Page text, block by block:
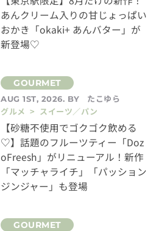
あんクリーム入りの甘じょっぱい
おかき「okaki+ あんバター」が
新登場♡
AUG 1ST, 2026. BY
たこゆら
グルメ > スイーツ／パン
【砂糖不使用でゴクゴク飲める
♡】話題のフルーツティー「Doz
oFreesh」がリニューアル！新作
「マッチャライチ」「パッション
ジンジャー」も登場